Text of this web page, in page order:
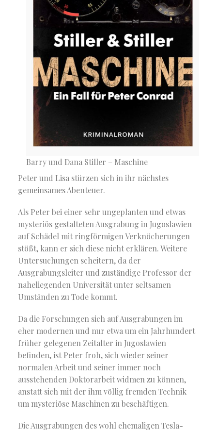
Barry und Dana Stiller – Maschine
Peter und Lisa stürzen sich in ihr nächstes
gemeinsames Abenteuer.
Als Peter bei einer sehr ungeplanten und etwas
mysteriös gestalteten Ausgrabung in Jugoslawien
auf Schädel mit ringförmigen Verknöcherungen
stößt, kann er sich diese nicht erklären. Weitere
Untersuchungen scheitern, da der
Ausgrabungsleiter und zuständige Professor der
naheliegenden Universität unter seltsamen
Umständen zu Tode kommt.
Da die Forschungen sich auf Ausgrabungen im
eher modernen und nur etwa um ein Jahrhundert
früher gelegenen Zeitalter in Jugoslawien
befinden, ist Peter froh, sich wieder seiner
normalen Arbeit und seiner immer noch
ausstehenden Doktorarbeit widmen zu können,
anstatt sich mit der ihm völlig fremden Technik
um mysteriöse Maschinen zu beschäftigen.
Die Ausgrabungen des wohl ehemaligen Tesla-